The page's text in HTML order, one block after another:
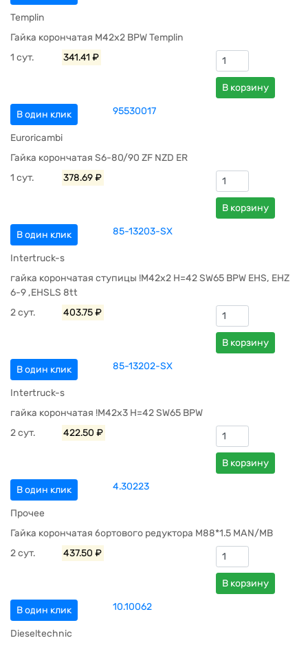
Templin
Гайка корончатая M42x2 BPW Templin
1 сут.
341.41 ₽
В корзину
В один клик 95530017
Euroricambi
Гайка корончатая S6-80/90 ZF NZD ER
1 сут.
378.69 ₽
В корзину
В один клик 85-13203-SX
Intertruck-s
гайка корончатая ступицы !M42x2 H=42 SW65 BPW EHS, EHZ
6-9 ,EHSLS 8tt
2 сут.
403.75 ₽
В корзину
В один клик 85-13202-SX
Intertruck-s
гайка корончатая !M42x3 H=42 SW65 BPW
2 сут.
422.50 ₽
В корзину
В один клик 4.30223
Прочее
Гайка корончатая бортового редуктора M88*1.5 MAN/MB
2 сут.
437.50 ₽
В корзину
В один клик 10.10062
Dieseltechnic